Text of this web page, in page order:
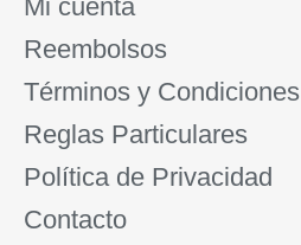
Mi cuenta
Reembolsos
Términos y Condiciones
Reglas Particulares
Política de Privacidad
Contacto